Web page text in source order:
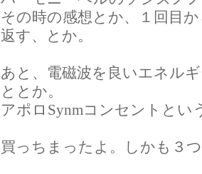
その時の感想とか、１回目
返す、とか。
あと、電磁波を良いエネル
ととか。
アポロSynmコンセントとい
買っちまったよ。しかも３